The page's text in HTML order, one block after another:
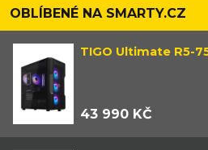
OBLÍBENÉ NA SMARTY.CZ
TIGO Ultimate R5-
43 990 KČ